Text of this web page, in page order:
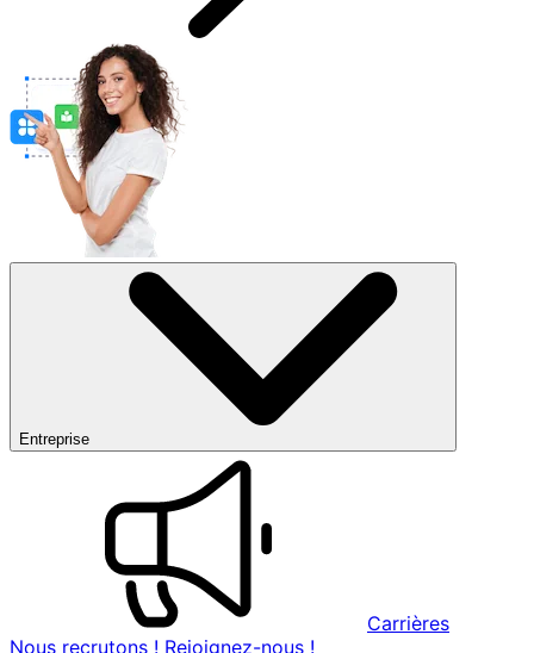
Entreprise
Carrières
Nous recrutons ! Rejoignez-nous !